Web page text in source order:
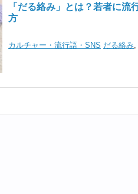
「だる絡み」とは？若者に
方
カルチャー・流行語・SNS だる絡み,